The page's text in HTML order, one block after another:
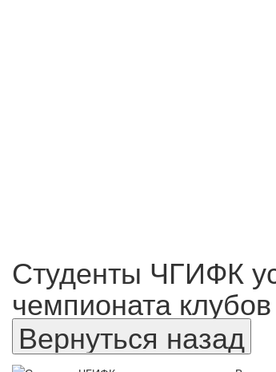
Студенты ЧГИФК
чемпионата